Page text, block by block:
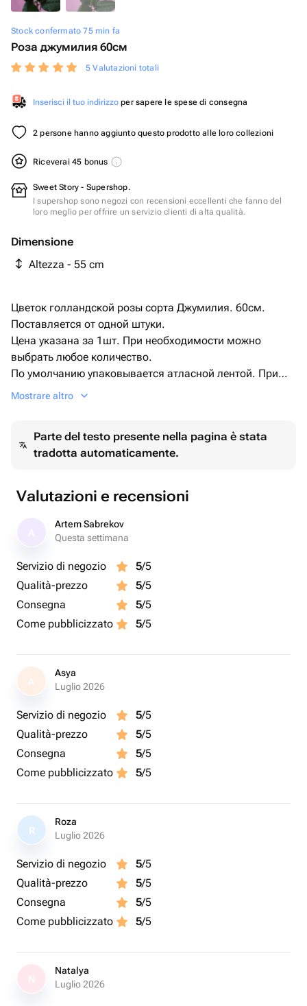
Stock confermato 75 min fa
Роза джумилия 60см
5 Valutazioni totali
Inserisci il tuo indirizzo per sapere le spese di consegna
2 persone hanno aggiunto questo prodotto alle loro collezioni
Riceverai 45 bonus
Sweet Story - Supershop.
I supershop sono negozi con recensioni eccellenti che fanno del
loro meglio per offrire un servizio clienti di alta qualità.
Dimensione
Altezza - 55 cm
Цветок голландской розы сорта Джумилия. 60см.
Поставляется от одной штуки.
Цена указана за 1шт. При необходимости можно
выбрать любое количество.
По умолчанию упаковывается атласной лентой. При
желании дизайнерской упаковки напишите об этом в
«написать». Не нашли что искали? Также напишите
нам об этом. Будем рады помочь и по возможности
Mostrare altro
Parte del testo presente nella pagina è stata
tradotta automaticamente.
Valutazioni e recensioni
Artem Sabrekov
Questa settimana
Servizio di negozio 5/5
Qualità-prezzo
5/5
Consegna
5/5
Come pubblicizzato
5/5
A
Asya
Luglio 2026
Servizio di negozio 5/5
Qualità-prezzo
5/5
Consegna
5/5
Come pubblicizzato
5/5
R
Roza
Luglio 2026
Servizio di negozio 5/5
Qualità-prezzo
5/5
Consegna
5/5
Come pubblicizzato
5/5
Natalya
Luglio 2026